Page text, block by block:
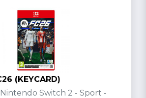
(KEYCARD)
Switch 2 - Sport -